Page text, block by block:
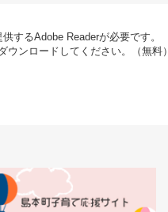
するAdobe Readerが必要です。
ンロードしてください。（無料）